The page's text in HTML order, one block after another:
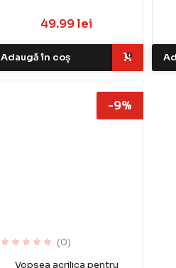
49.99 lei
Adaugă în coș
(0)
Vopsea acrilica pentru
-9%